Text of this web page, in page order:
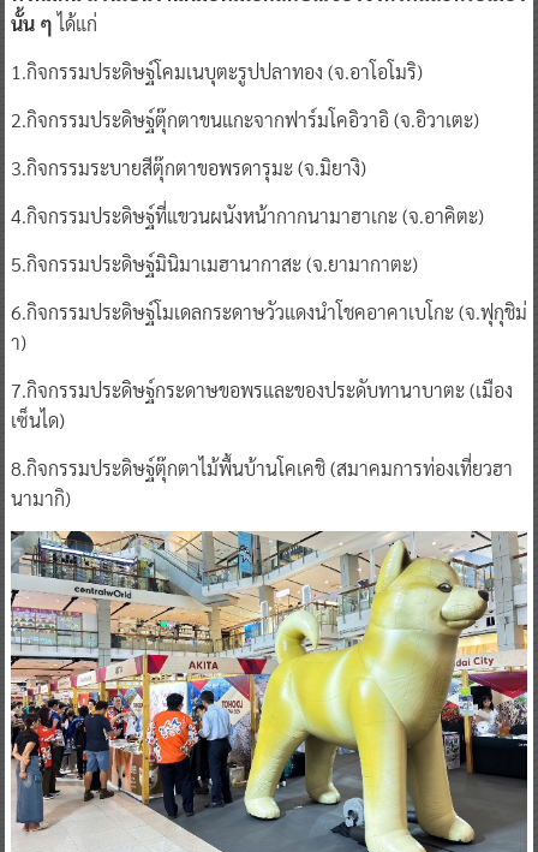
นั้น ๆได้แก่
1.กิจกรรมประดิษฐ์โคมเนบุตะรูปปลาทอง (จ.อาโอโมริ)
2.กิจกรรมประดิษฐ์ตุ๊กตาขนแกะจากฟาร์มโคอิวาอิ (จ.อิวาเตะ)
3.กิจกรรมระบายสีตุ๊กตาขอพรดารุมะ (จ.มิยางิ)
4.กิจกรรมประดิษฐ์ที่แขวนผนังหน้ากากนามาฮาเกะ (จ.อาคิตะ)
5.กิจกรรมประดิษฐ์มินิมาเมฮานากาสะ (จ.ยามากาตะ)
6.กิจกรรมประดิษฐ์โมเดลกระดาษวัวแดงนำโชคอาคาเบโกะ (จ.ฟุกุชิม่
า)
7.กิจกรรมประดิษฐ์กระดาษขอพรและของประดับทานาบาตะ (เมือง
เซ็นได)
8.กิจกรรมประดิษฐ์ตุ๊กตาไม้พื้นบ้านโคเคชิ (สมาคมการท่องเที่ยวฮา
นามากิ)